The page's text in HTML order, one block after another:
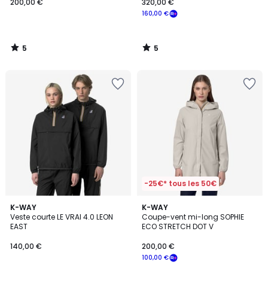
200,00 €
5
/
160,00 €
320,00 €
5
/
K-WAY
Veste courte LE VRAI 4.0 LEON
EAST
140,00 €
2
Couleurs
-25€* tous les 50€
K-WAY
Coupe-vent mi-long SOPHIE
ECO STRETCH DOT V
100,00 €
200,00 €
5
/
5